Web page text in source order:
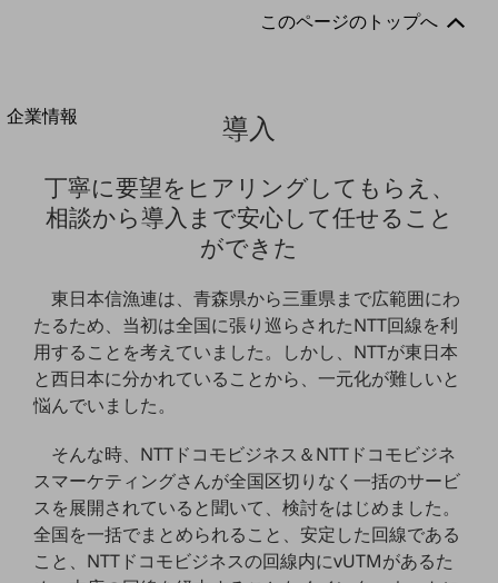
別ウィンドウで開きます
企業情報
会社案内TOP
社長からのご挨拶
事業拠点
グループ会社
ニュースルーム
ニュースルームTOP
ニュースリリース
地域からの発表
このページのトップへ
導入
丁寧に要望をヒアリングしてもらえ、
相談から導入まで安心して任せること
ができた
東日本信漁連は、青森県から三重県まで広範囲にわ
たるため、当初は全国に張り巡らされたNTT回線を利
用することを考えていました。しかし、NTTが東日本
と西日本に分かれていることから、一元化が難しいと
悩んでいました。
そんな時、NTTドコモビジネス＆NTTドコモビジネ
スマーケティングさんが全国区切りなく一括のサービ
スを展開されていると聞いて、検討をはじめました。
全国を一括でまとめられること、安定した回線である
こと、NTTドコモビジネスの回線内にvUTMがあるた